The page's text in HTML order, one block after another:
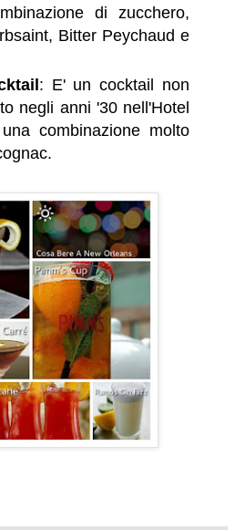
di zucchero,
Bitter Peychaud e
: E' un cocktail non
negli anni '30 nell'Hotel
combinazione molto